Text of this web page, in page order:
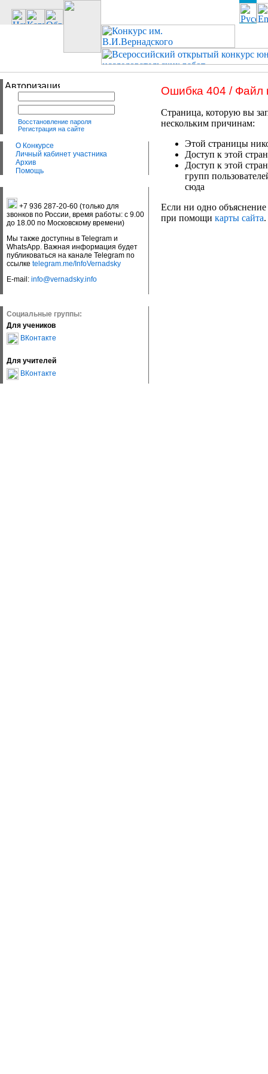
Восстановление пароля
Регистрация на сайте
О Конкурсе
Личный кабинет участника
Архив
Помощь
+7 936 287-20-60 (только для
звонков по России, время работы: с 9.00
до 18.00 по Московскому времени)
Мы также доступны в Telegram и
WhatsApp. Важная информация будет
публиковаться на канале Telegram по
ссылке telegram.me/InfoVernadsky
E-mail: info@vernadsky.info
Социальные группы:
Для учеников
ВКонтакте
Для учителей
ВКонтакте
Ошибка 404 / Файл
Страница, которую вы
нескольким причинам:
Этой страницы
Доступ к этой
Доступ к этой
групп
сюда
Если ни одно объяснение
при помощи карты сайта.